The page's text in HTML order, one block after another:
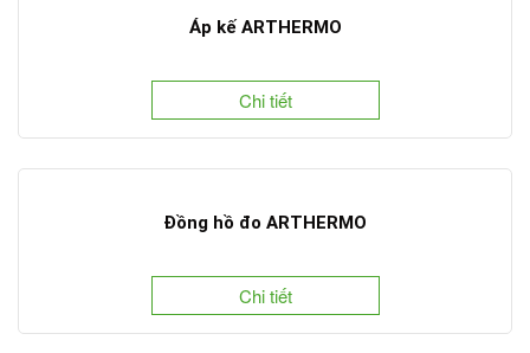
Áp kế ARTHERMO
Chi tiết
Đồng hồ đo ARTHERMO
Chi tiết